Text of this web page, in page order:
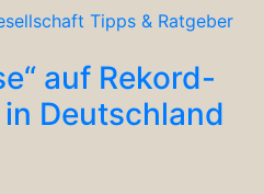
Tipps & Ratgeber
auf Rekord-
Deutschland